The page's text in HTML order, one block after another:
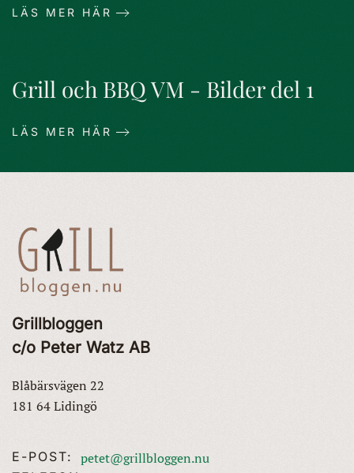
LÄS MER HÄR
Grill och BBQ VM - Bilder del 1
LÄS MER HÄR
Grillbloggen
c/o Peter Watz AB
Blåbärsvägen 22
181 64 Lidingö
E-POST: petet@grillbloggen.nu